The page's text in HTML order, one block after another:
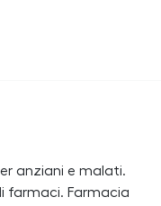
anziani e malati.
farmaci. Farmacia